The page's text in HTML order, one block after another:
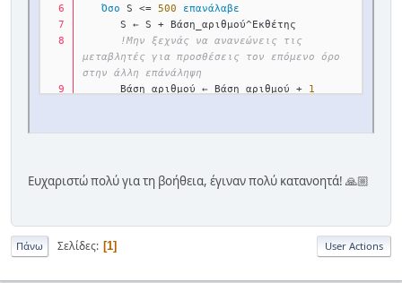
Όσο S <= 500
επανάλαβε
S ← S + Βάση_αριθμού^Εκθέτης
!Μην ξεχνάς να ανανεώνεις τις
μεταβλητές για προσθέσεις τον επόμενο όρο
στην άλλη επάνάληψη
Βάση_αριθμού ← Βάση_αριθμού + 1
Εμφάνισε S
Ευχαριστώ πολύ για τη βοήθεια, έγιναν πολύ κατανοητά! 🙏🏼
Πάνω Σελίδες 1 User Actions